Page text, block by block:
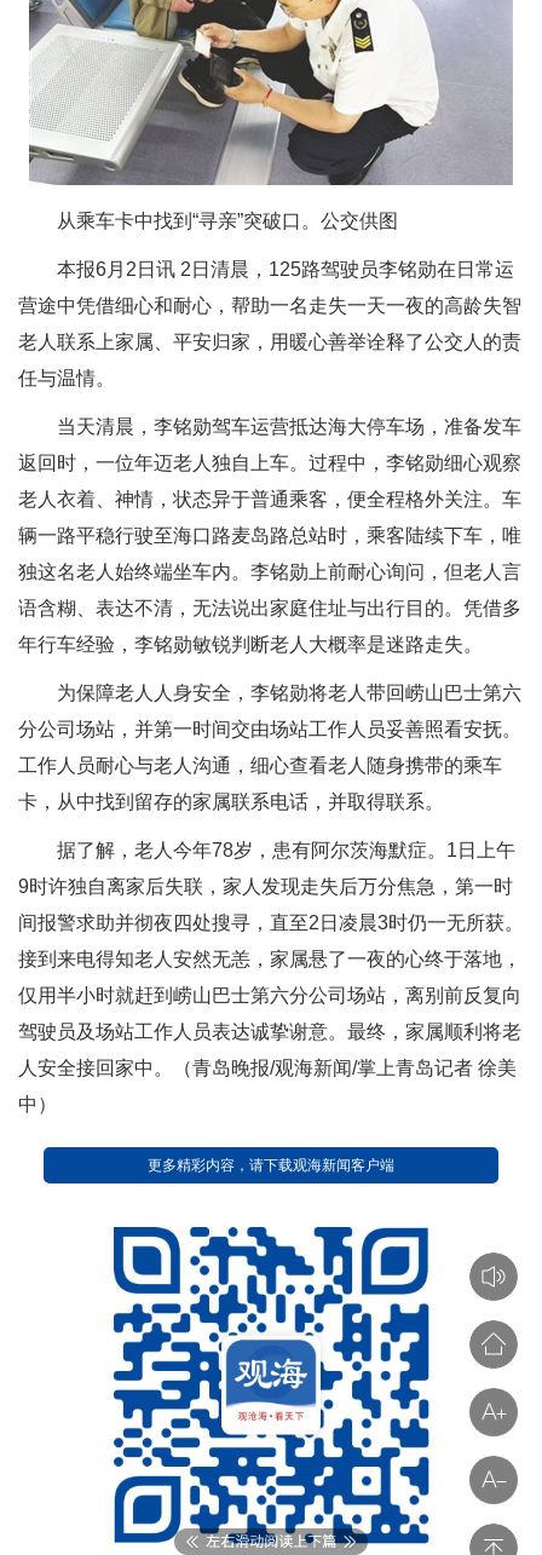
从乘车卡中找到“寻亲”突破口。公交供图
本报6月2日讯 2日清晨，125路驾驶员李铭勋在日常运
营途中凭借细心和耐心，帮助一名走失一天一夜的高龄失智
老人联系上家属、平安归家，用暖心善举诠释了公交人的责
任与温情。
当天清晨，李铭勋驾车运营抵达海大停车场，准备发车
返回时，一位年迈老人独自上车。过程中，李铭勋细心观察
老人衣着、神情，状态异于普通乘客，便全程格外关注。车
辆一路平稳行驶至海口路麦岛路总站时，乘客陆续下车，唯
独这名老人始终端坐车内。李铭勋上前耐心询问，但老人言
语含糊、表达不清，无法说出家庭住址与出行目的。凭借多
年行车经验，李铭勋敏锐判断老人大概率是迷路走失。
为保障老人人身安全，李铭勋将老人带回崂山巴士第六
分公司场站，并第一时间交由场站工作人员妥善照看安抚。
工作人员耐心与老人沟通，细心查看老人随身携带的乘车
卡，从中找到留存的家属联系电话，并取得联系。
据了解，老人今年78岁，患有阿尔茨海默症。1日上午
9时许独自离家后失联，家人发现走失后万分焦急，第一时
间报警求助并彻夜四处搜寻，直至2日凌晨3时仍一无所获。
接到来电得知老人安然无恙，家属悬了一夜的心终于落地，
仅用半小时就赶到崂山巴士第六分公司场站，离别前反复向
驾驶员及场站工作人员表达诚挚谢意。最终，家属顺利将老
人安全接回家中。（青岛晚报/观海新闻/掌上青岛记者 徐美
中）
更多精彩内容，请下载观海新闻客户端